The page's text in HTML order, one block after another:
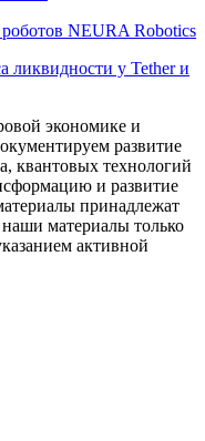
роботов NEURA Robotics
ликвидности у Tether и
экономике и
развитие
квантовых технологий
и развитие
принадлежат
материалы только
активной